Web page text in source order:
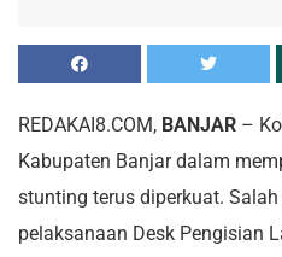
REDAKAI8.COM, BANJAR –
Kabupaten Banjar dalam
stunting terus diperkuat.
pelaksanaan Desk Pengisian